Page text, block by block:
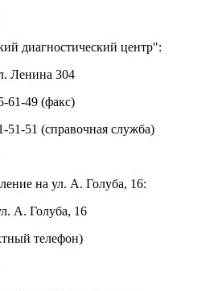
диагностический центр":
Ленина 304
61-49 (факс)
51-51 (справочная служба)
на ул. А. Голуба, 16:
А. Голуба, 16
телефон)